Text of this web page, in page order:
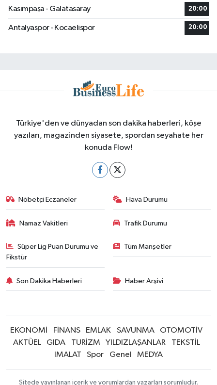
Kasımpaşa - Galatasaray 20:00
Antalyaspor - Kocaelispor 20:00
Türkiye'den ve dünyadan son dakika haberleri, köşe
yazıları, magazinden siyasete, spordan seyahate her
konuda Flow!
Nöbetçi Eczaneler Hava Durumu
Namaz Vakitleri Trafik Durumu
Süper Lig Puan Durumu ve
Fikstür
Tüm Manşetler
Son Dakika Haberleri Haber Arşivi
EKONOMİ FİNANS EMLAK SAVUNMA
OTOMOTİV
AKTÜEL
GIDA TURİZM YILDIZLAŞANLAR
TEKSTİL
IMALAT
Spor Genel MEDYA
Sitede yayınlanan içerik ve yorumlardan yazarları sorumludur.